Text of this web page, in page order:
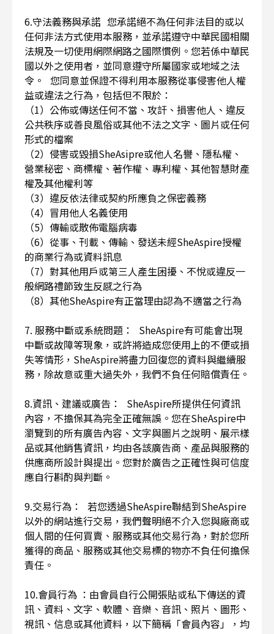
6.守法義務與承諾 您承諾絕不為任何非法目的或以
任何非法方式使用本服務，並承諾遵守中華民國相關
法規及一切使用網際網路之國際慣例。您若係中華民
國以外之使用者，並同意遵守所屬國家或地域之法
令。 您同意並保證不得利用本服務從事侵害他人權
益或違法之行為，包括但不限於：
（1）公佈或傳送任何不當、攻訐、損害他人、違反
公共秩序或善良風俗或其他不法之文字、圖片或任何
形式的檔案
（2）侵害或毀損SheAsipre或他人名譽、隱私權、
營業秘密、商標權、著作權、專利權、其他智慧財產
權及其他權利等
（3）違反依法律或契約所應負之保密義務
（4）冒用他人名義使用
（5）傳輸或散佈電腦病毒
（6）從事、刊載、傳輸、發送未經SheAspire授權
的商業行為或資料訊息
（7）對其他用戶或第三人產生困擾、不悅或違反一
般網路禮節致生反感之行為
（8）其他SheAspire有正當理由認為不適當之行為
7. 服務中斷或系統問題： SheAspire有可能會出現
中斷或故障等現象，或許將造成您使用上的不便或損
失等情形，SheAspire將盡力回復您的資料與繼續服
務，除故意或重大過失外，我們不負任何賠償責任。
8.資訊、建議或廣告： SheAspire所提供任何資訊
內容，不擔保其為完全正確無誤。您在SheAspire中
瀏覽到的所有廣告內容、文字與圖片之說明、展示樣
品或其他銷售資訊，均由各該廣告商、產品與服務的
供應商所設計與提出。您對於廣告之正確性與可信度
應自行斟酌與判斷。
9.交易行為： 若您透過SheAspire聯結到SheAspire
以外的網站進行交易，我們聲明絕不介入您與廠商或
個人間的任何買賣、服務或其他交易行為，對於您所
獲得的商品、服務或其他交易標的物亦不負任何擔保
責任。
10.會員行為 ：由會員自行公開張貼或私下傳送的資
訊、資料、文字、軟體、音樂、音訊、照片、圖形、
視訊、信息或其他資料，以下簡稱「會員內容」，均